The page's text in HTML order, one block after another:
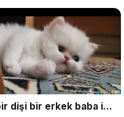
bir dişi bir erkek baba iran anne cinchilla yer eskişehir